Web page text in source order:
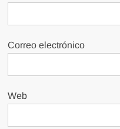
Correo electrónico
Web